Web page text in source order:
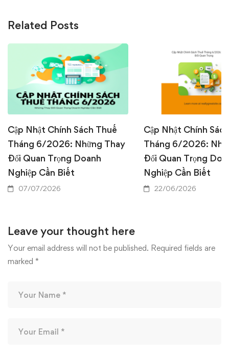
Related Posts
Cập Nhật Chính Sách Thuế
Tháng 6/2026: Những Thay
Đổi Quan Trọng Doanh
Nghiệp Cần Biết
07/07/2026
Cập Nhật Chính
Tháng 6/2026:
Đổi Quan Trọng
Nghiệp Cần Biết
22/06/2026
Leave your thought here
Your email address will not be published. Required fields are
marked *